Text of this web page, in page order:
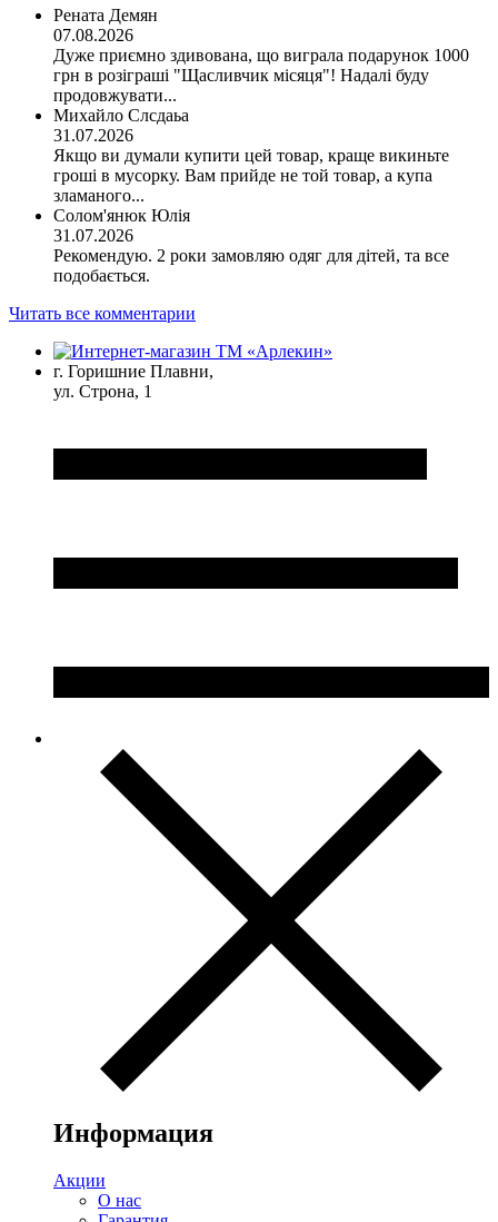
Рената Демян
07.08.2026
Дуже приємно здивована, що виграла подарунок 1000
грн в розіграші "Щасливчик місяця"! Надалі буду
продовжувати...
Михайло Слсдаьа
31.07.2026
Якщо ви думали купити цей товар, краще викиньте
гроші в мусорку. Вам прийде не той товар, а купа
зламаного...
Солом'янюк Юлія
31.07.2026
Рекомендую. 2 роки замовляю одяг для дітей, та все
подобається.
Читать все комментарии
г. Горишние Плавни,
ул. Строна, 1
Информация
Акции
О нас